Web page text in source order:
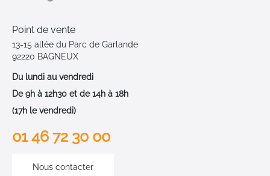
Point de vente
13-15 allée du Parc de Garlande
92220 BAGNEUX
Du lundi au vendredi
De 9h à 12h30 et de 14h à 18h
(17h le vendredi)
01 46 72 30 00
Nous contacter